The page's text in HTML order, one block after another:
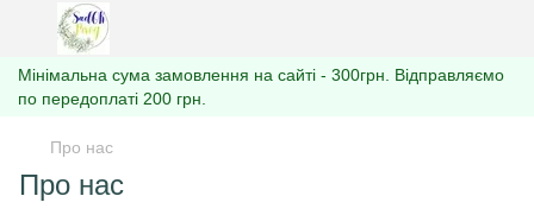
Мінімальна сума замовлення на сайті - 300грн. Відправляємо
по передоплаті 200 грн.
Про нас
Про нас